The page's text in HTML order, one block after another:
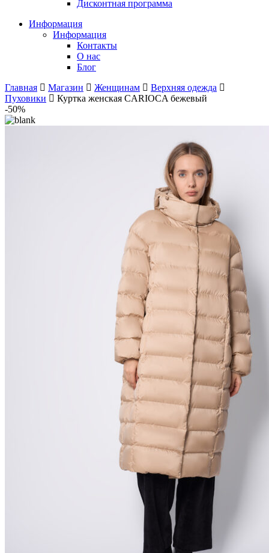
Дисконтная программа
Информация
Информация
Контакты
О нас
Блог
Главная
Магазин Женщинам
Верхняя одежда
Пуховики
Куртка женская CARIOCA бежевый
-50%